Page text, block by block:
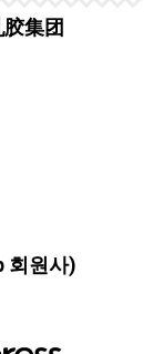
集团
회원사)